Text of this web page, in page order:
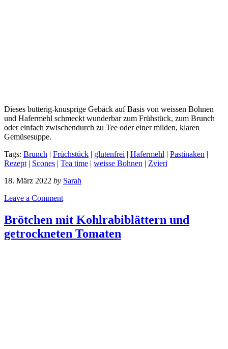
Dieses butterig-knusprige Gebäck auf Basis von weissen Bohnen
und Hafermehl schmeckt wunderbar zum Frühstück, zum Brunch
oder einfach zwischendurch zu Tee oder einer milden, klaren
Gemüsesuppe.
Tags: Brunch | Früchstück | glutenfrei | Hafermehl | Pastinaken |
Rezept | Scones | Tea time | weisse Bohnen | Zvieri
18. März 2022 by Sarah
Leave a Comment
Brötchen mit Kohlrabiblättern und
getrockneten Tomaten